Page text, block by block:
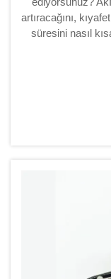
artıracağını,
süresini nasıl